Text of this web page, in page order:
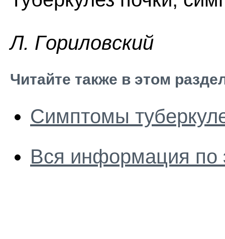
Л. Гopилoвcкий
Читайте также в этом
Симптомы
Вся информация по